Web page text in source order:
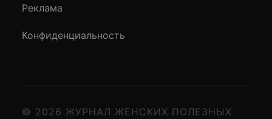
Реклама
Конфиденциальность
© 2026 ЖУРНАЛ ЖЕНСКИХ ПОЛЕЗНЫХ